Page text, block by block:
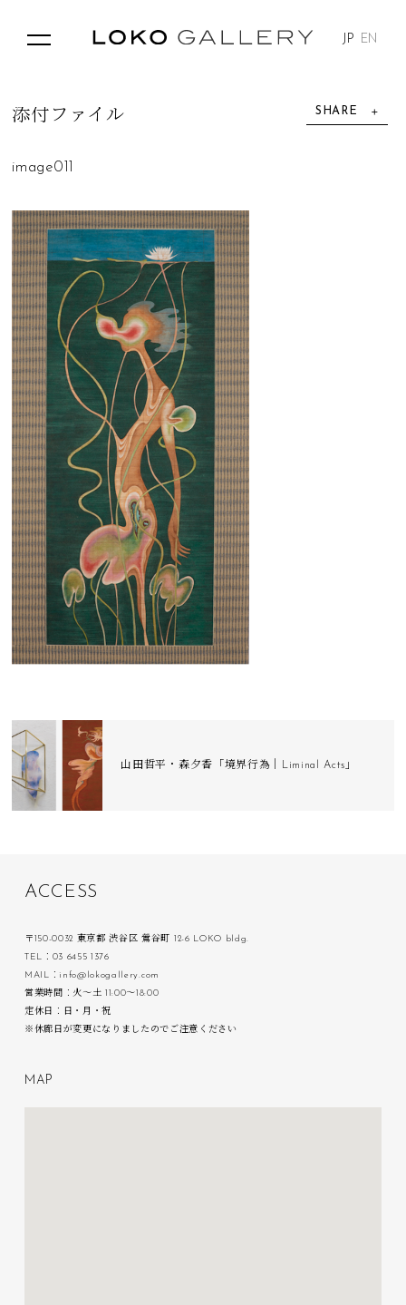
JP EN
SHARE
添付 フ ァ イ ル
image011
山田哲平・森夕香「境界行為｜Liminal Acts」
ACC ESS
〒150-0032 東京都 渋谷区 鶯谷町 12-6 LOKO bldg.
TEL：03 6455 1376
MAIL：info@lokogallery.com
営業時間：火〜土 11:00〜18:00
定休日：日・月・祝
※休廊日が変更になりましたのでご注意ください
M A P